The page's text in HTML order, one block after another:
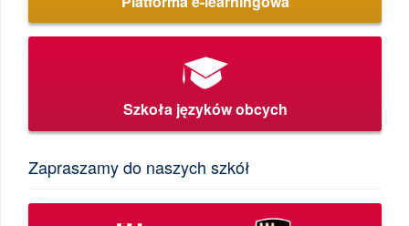
Szkoła języków obcych
Zapraszamy do naszych szkół